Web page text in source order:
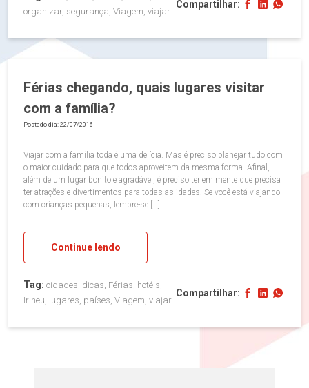
organizar, segurança, Viagem, viajar
Compartilhar:
Férias chegando, quais lugares visitar
com a família?
Postado dia: 22/07/2016
Viajar com a família toda é uma delícia. Mas é preciso planejar tudo com
o maior cuidado para que todos aproveitem da mesma forma. Afinal,
além de um lugar bonito e agradável, é preciso ter em mente que precisa
ter atrações e divertimentos para todas as idades. Se você está viajando
com crianças pequenas, lembre-se […]
Continue lendo
Tag: cidades, dicas, Férias, hotéis,
Irineu, lugares, países, Viagem, viajar
Compartilhar: